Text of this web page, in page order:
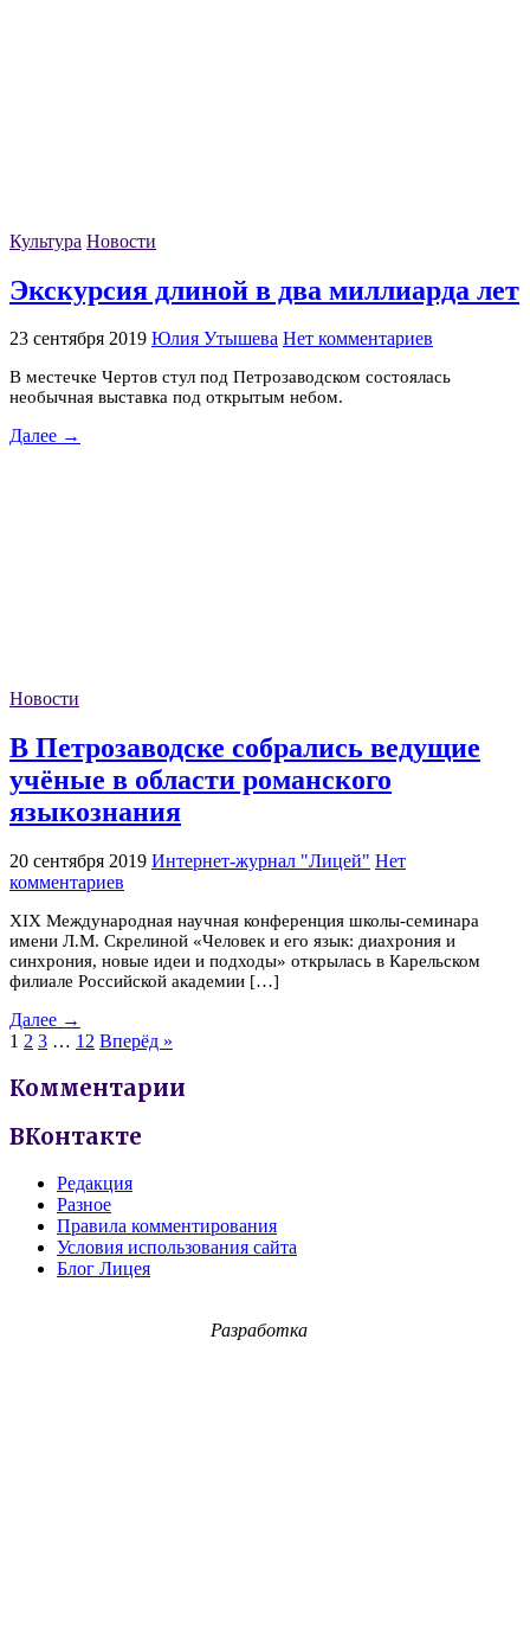
Культура Новости
Экскурсия длиной в два миллиарда лет
23 сентября 2019 Юлия Утышева Нет комментариев
В местечке Чертов стул под Петрозаводском состоялась
необычная выставка под открытым небом.
Далее →
Новости
В Петрозаводске собрались ведущие
учёные в области романского
языкознания
20 сентября 2019 Интернет-журнал "Лицей" Нет
комментариев
ХIX Международная научная конференция школы-семинара
имени Л.М. Скрелиной «Человек и его язык: диахрония и
синхрония, новые идеи и подходы» открылась в Карельском
филиале Российской академии […]
Далее →
1 2 3 … 12 Вперёд »
Комментарии
ВКонтакте
Редакция
Разное
Правила комментирования
Условия использования сайта
Блог Лицея
Разработка